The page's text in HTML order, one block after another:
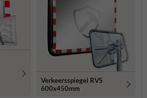
Verkeersspiegel RVS
600x450mm